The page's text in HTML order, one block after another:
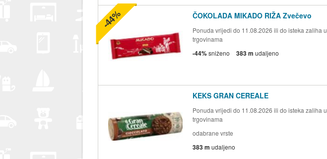
ČOKOLADA MIKADO RIŽA Zvečevo
Ponuda vrijedi do 11.08.2026 ili do isteka zaliha u
trgovinama
-44%sniženo 383 m udaljeno
-44%
KEKS GRAN CEREALE
Ponuda vrijedi do 11.08.2026 ili do isteka zaliha u
trgovinama
odabrane vrste
383 m udaljeno